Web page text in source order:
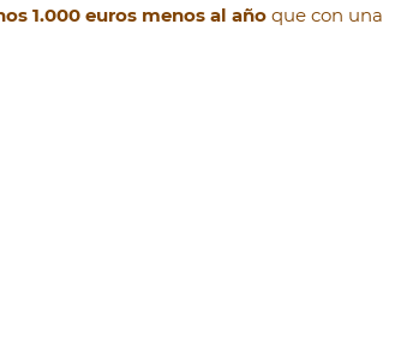
1.000 euros menos al año que con una